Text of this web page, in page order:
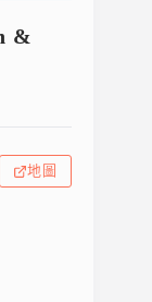
&
地圖